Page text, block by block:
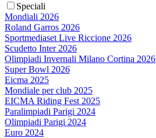
Speciali
Mondiali 2026
Roland Garros 2026
Sportmediaset Live Riccione 2026
Scudetto Inter 2026
Olimpiadi Invernali Milano Cortina 2026
Super Bowl 2026
Eicma 2025
Mondiale per club 2025
EICMA Riding Fest 2025
Paralimpiadi Parigi 2024
Olimpiadi Parigi 2024
Euro 2024